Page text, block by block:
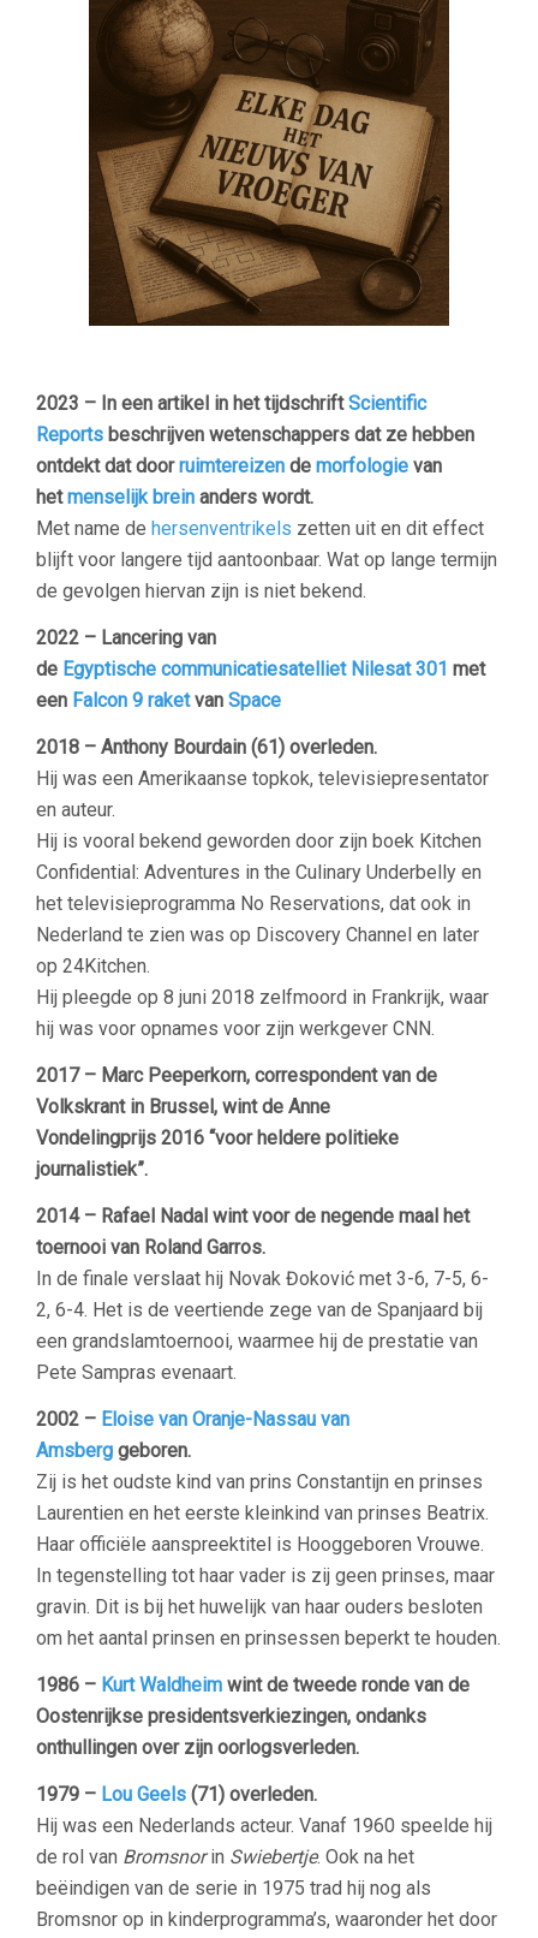
2023 – In een artikel in het tijdschriftScientific
Reports beschrijven wetenschappers dat ze hebben
ontdekt dat doorruimtereizen de morfologie van
hetmenselijk brein anders wordt.
Met name de hersenventrikels zetten uit en dit effect
blijft voor langere tijd aantoonbaar. Wat op lange termijn
de gevolgen hiervan zijn is niet bekend.
2022 – Lancering van
de Egyptische communicatiesatelliet Nilesat 301 met
een Falcon 9 raketvan Space
2018 – Anthony Bourdain (61) overleden.
Hij was een Amerikaanse topkok, televisiepresentator
en auteur.
Hij is vooral bekend geworden door zijn boek Kitchen
Confidential: Adventures in the Culinary Underbelly en
het televisieprogramma No Reservations, dat ook in
Nederland te zien was op Discovery Channel en later
op 24Kitchen.
Hij pleegde op 8 juni 2018 zelfmoord in Frankrijk, waar
hij was voor opnames voor zijn werkgever CNN.
2017 – Marc Peeperkorn, correspondent van de
Volkskrant in Brussel, wint de Anne
Vondelingprijs 2016 “voor heldere politieke
journalistiek”.
2014 – Rafael Nadal wint voor de negende maal het
toernooi van Roland Garros.
In de finale verslaat hij Novak Đoković met 3-6, 7-5, 6-
2, 6-4. Het is de veertiende zege van de Spanjaard bij
een grandslamtoernooi, waarmee hij de prestatie van
Pete Sampras evenaart.
2002 – Eloise van Oranje-Nassau van
Amsberg geboren.
Zij is het oudste kind van prins Constantijn en prinses
Laurentien en het eerste kleinkind van prinses Beatrix.
Haar officiële aanspreektitel is Hooggeboren Vrouwe.
In tegenstelling tot haar vader is zij geen prinses, maar
gravin. Dit is bij het huwelijk van haar ouders besloten
om het aantal prinsen en prinsessen beperkt te houden.
1986 – Kurt Waldheim wint de tweede ronde van de
Oostenrijkse presidentsverkiezingen, ondanks
onthullingen over zijn oorlogsverleden.
1979 – Lou Geels (71) overleden.
Hij was een Nederlands acteur. Vanaf 1960 speelde hij
de rol van Bromsnorin Swiebertje. Ook na het
beëindigen van de serie in 1975 trad hij nog als
Bromsnor op in kinderprogramma’s, waaronder het door